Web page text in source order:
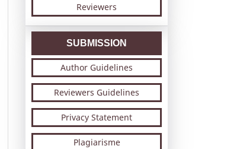
Reviewers
SUBMISSION
Author Guidelines
Reviewers Guidelines
Privacy Statement
Plagiarisme